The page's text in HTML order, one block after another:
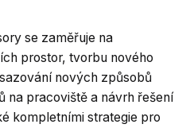
se zaměřuje na
prostor, tvorbu nového
nových způsobů
na pracoviště a návrh řešení
kompletními strategie pro